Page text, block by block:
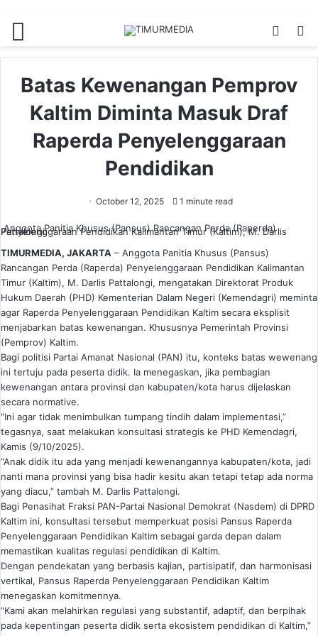
Switch
Batas Kewenangan Pemprov
Kaltim Diminta Masuk Draf
Raperda Penyelenggaraan
Pendidikan
October 12, 2025 1 minute read
Anggota Panitia Khusus (Pansus) Rancangan Perda (Raperda)
Penyelenggaraan Pendidikan Kalimantan Timur (Kaltim), M. Darlis Pattalongi.
TIMURMEDIA, JAKARTA – Anggota Panitia Khusus (Pansus)
Rancangan Perda (Raperda) Penyelenggaraan Pendidikan Kalimantan
Timur (Kaltim), M. Darlis Pattalongi, mengatakan Direktorat Produk
Hukum Daerah (PHD) Kementerian Dalam Negeri (Kemendagri) meminta
agar Raperda Penyelenggaraan Pendidikan Kaltim secara eksplisit
menjabarkan batas kewenangan. Khususnya Pemerintah Provinsi
(Pemprov) Kaltim.
Bagi politisi Partai Amanat Nasional (PAN) itu, konteks batas wewenang
ini tertuju pada peserta didik. Ia menegaskan, jika pembagian
kewenangan antara provinsi dan kabupaten/kota harus dijelaskan
secara normative.
“Ini agar tidak menimbulkan tumpang tindih dalam implementasi,”
tegasnya, saat melakukan konsultasi strategis ke PHD Kemendagri,
Kamis (9/10/2025).
“Anak didik itu ada yang menjadi kewenangannya kabupaten/kota, jadi
nanti mana provinsi yang bisa hadir kesitu akan tetapi tetap ada norma
yang diacu,” tambah M. Darlis Pattalongi.
Bagi Penasihat Fraksi PAN-Partai Nasional Demokrat (Nasdem) di DPRD
Kaltim ini, konsultasi tersebut memperkuat posisi Pansus Raperda
Penyelenggaraan Pendidikan Kaltim sebagai garda depan dalam
memastikan kualitas regulasi pendidikan di Kaltim.
Dengan pendekatan yang berbasis kajian, partisipatif, dan harmonisasi
vertikal, Pansus Raperda Penyelenggaraan Pendidikan Kaltim
menegaskan komitmennya.
“Kami akan melahirkan regulasi yang substantif, adaptif, dan berpihak
pada kepentingan peserta didik serta ekosistem pendidikan di Kaltim,”